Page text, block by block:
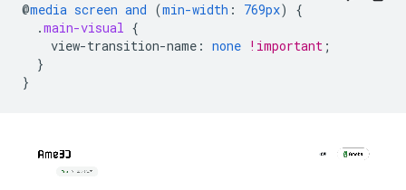
@media screen and (min-width : 769px)
{
.main-visual {
view-transition-name : none !important ;
}
}